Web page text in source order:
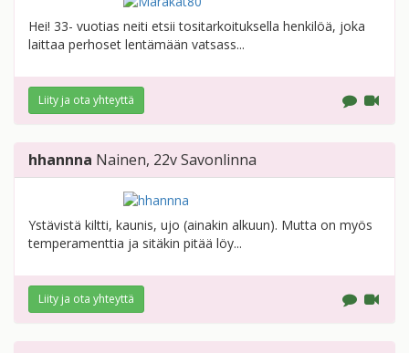
Hei! 33- vuotias neiti etsii tositarkoituksella henkilöä, joka
laittaa perhoset lentämään vatsass...
Liity ja ota yhteyttä
hhannna Nainen, 22vSavonlinna
Ystävistä kiltti, kaunis, ujo (ainakin alkuun). Mutta on myös
temperamenttia ja sitäkin pitää löy...
Liity ja ota yhteyttä